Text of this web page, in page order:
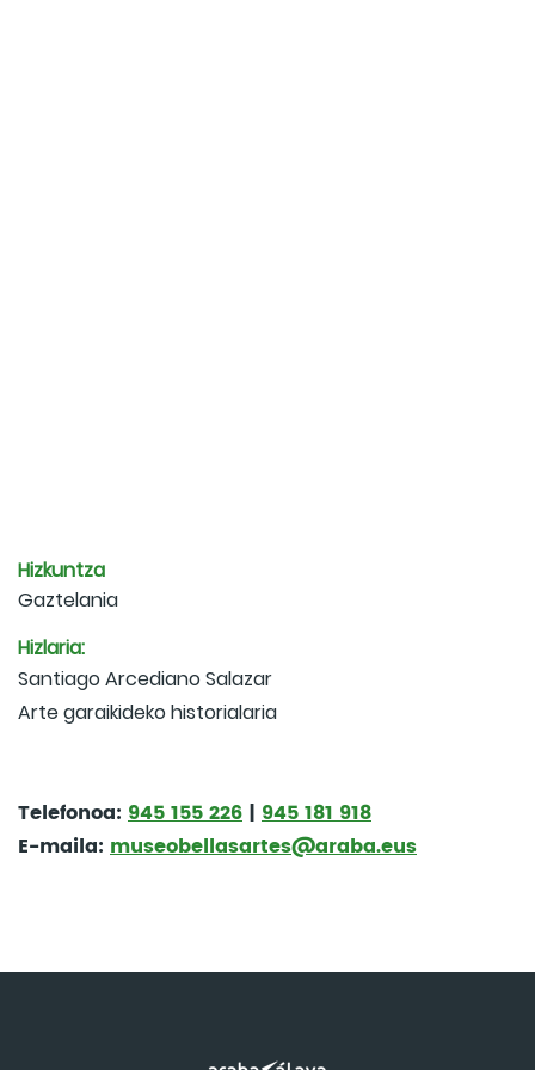
Hizkuntza
Gaztelania
Hizlaria:
Santiago Arcediano Salazar
Arte garaikideko historialaria
Telefonoa: 945 155 226 | 945 181 918
E-maila: museobellasartes@araba.eus